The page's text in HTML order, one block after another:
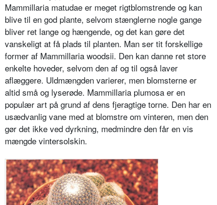
Mammillaria matudae er meget rigtblomstrende og kan
blive til en god plante, selvom stænglerne nogle gange
bliver ret lange og hængende, og det kan gøre det
vanskeligt at få plads til planten. Man ser tit for­skellige
former af Mammillaria woodsii. Den kan danne ret store
enkelte hoveder, selv­om den af og til også laver
aflæggere. Uldmængden varierer, men blomsterne er
altid små og lyserøde. Mammillaria plumosa er en
populær art på grund af dens fjeragtige torne. Den har en
usædvanlig vane med at blomstre om vinteren, men den
gør det ikke ved dyrkning, medmindre den får en vis
mængde vinter­solskin.